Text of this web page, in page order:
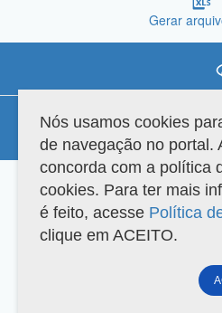
Gerar
Versão do sistema: 3.88.9 Copyright
Nós usamos cookies
de navegação no portal.
concorda com a política
cookies. Para ter mais
é feito, acesse Política
clique em ACEITO.